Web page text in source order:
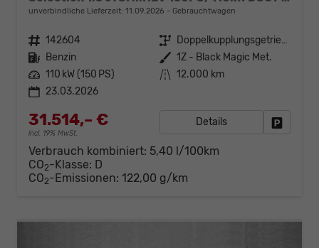
unverbindliche Lieferzeit: 11.09.2026 Gebrauchtwagen
Fahrzeugnr. 142604 Getriebe
Doppelkupplungsgetriebe (DSG)
Kraftstoff Benzin Außenfarbe 1Z - Black Magic Met.
Leistung 110 kW (150 PS) Kilometerstand 12.000 km
23.03.2026
31.514,– €
incl. 19% MwSt.
Details
Verbrauch kombiniert: 5,40 l/100km
CO2-Klasse: D
CO2-Emissionen: 122,00 g/km